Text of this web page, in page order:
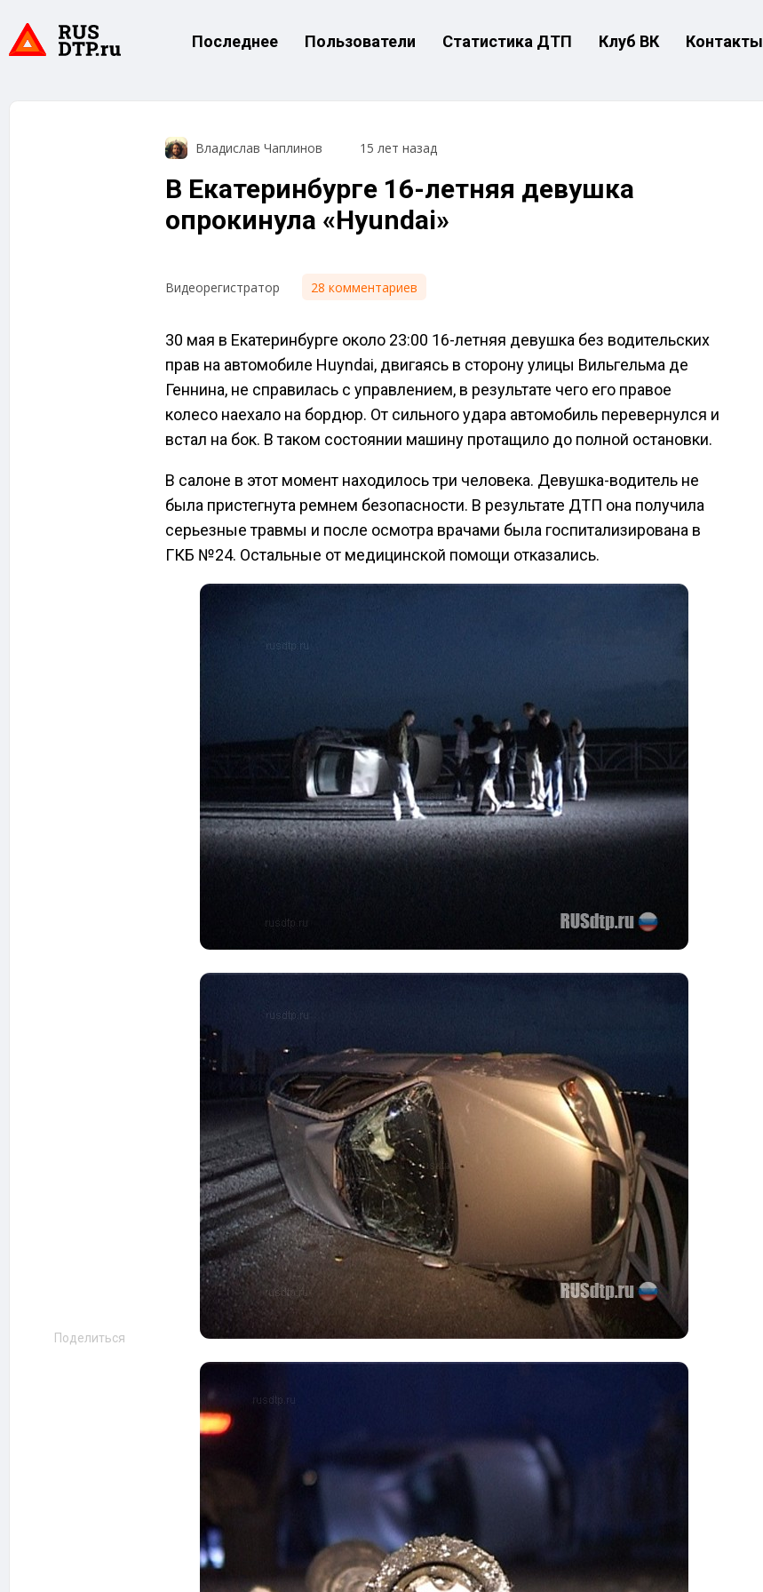
Последнее Пользователи Статистика ДТП Клуб ВК Контакты
Поделиться
Владислав Чаплинов 15 лет назад
В Екатеринбурге 16-летняя девушка
опрокинула «Hyundai»
Видеорегистратор 28 комментариев
30 мая в Екатеринбурге около 23:00 16-летняя девушка без водительских
прав на автомобиле Huyndai, двигаясь в сторону улицы Вильгельма де
Геннина, не справилась с управлением, в результате чего его правое
колесо наехало на бордюр. От сильного удара автомобиль перевернулся и
встал на бок. В таком состоянии машину протащило до полной остановки.
В салоне в этот момент находилось три человека. Девушка-водитель не
была пристегнута ремнем безопасности. В результате ДТП она получила
серьезные травмы и после осмотра врачами была госпитализирована в
ГКБ №24. Остальные от медицинской помощи отказались.